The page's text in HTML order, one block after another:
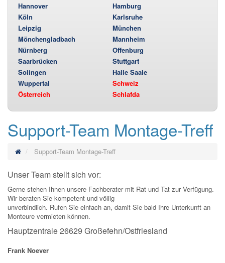
Hannover
Hamburg
Köln
Karlsruhe
Leipzig
München
Mönchengladbach
Mannheim
Nürnberg
Offenburg
Saarbrücken
Stuttgart
Solingen
Halle Saale
Wuppertal
Schweiz
Österreich
Schlafda
Support-Team Montage-Treff
Support-Team Montage-Treff
Unser Team stellt sich vor:
Gerne stehen Ihnen unsere Fachberater mit Rat und Tat zur Verfügung.
Wir beraten Sie kompetent und völlig
unverbindlich. Rufen Sie einfach an, damit Sie bald Ihre Unterkunft an
Monteure vermieten können.
Hauptzentrale 26629 Großefehn/Ostfriesland
Frank Noever